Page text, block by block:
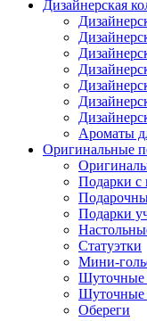
Дизайнерская
Ароматы
Оригинальные
Подарки с
Подарки
Статуэтки
Мини-
Шуточные
Шуточные
Обереги